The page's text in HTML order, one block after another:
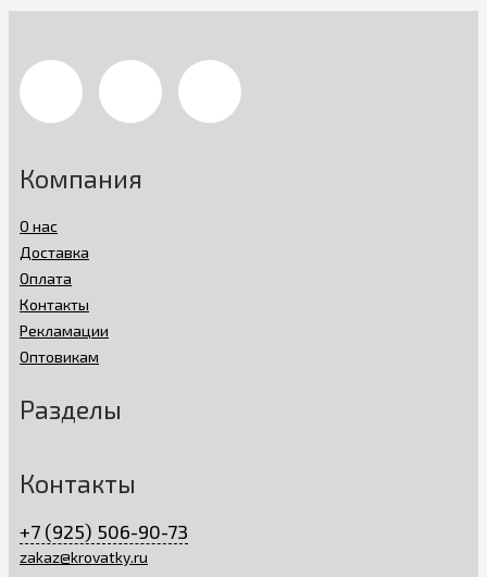
Компания
О нас
Доставка
Оплата
Контакты
Рекламации
Оптовикам
Разделы
Контакты
+7 (925) 506-90-73
zakaz@krovatky.ru